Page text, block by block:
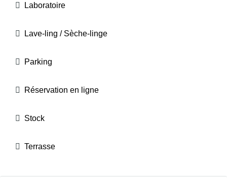
Laboratoire
Lave-ling / Sèche-linge
Parking
Réservation en ligne
Stock
Terrasse